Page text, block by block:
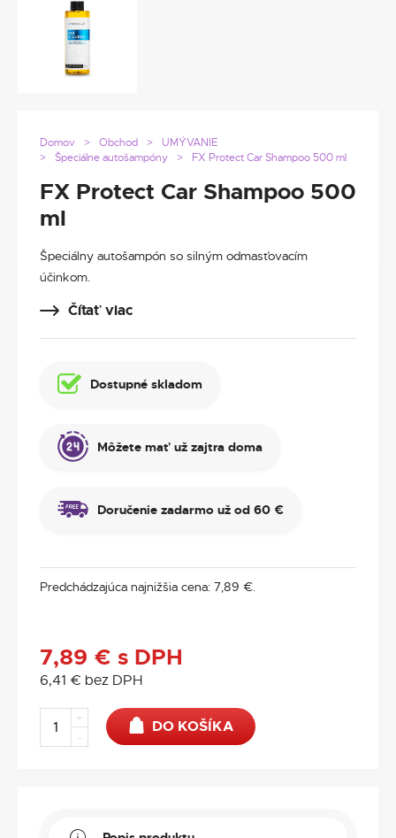
Domov Obchod
UMÝVANIE
Špeciálne autošampóny
FX Protect Car Shampoo 500 ml
FX Protect Car Shampoo 500
ml
Špeciálny autošampón so silným odmasťovacím
účinkom.
Čítať viac
Dostupné skladom
Môžete mať už zajtra doma
Doručenie zadarmo už od 60 €
Predchádzajúca najnižšia cena: 7,89 €.
7,89 € s DPH
6,41 € bez DPH
+
-
DO KOŠÍKA